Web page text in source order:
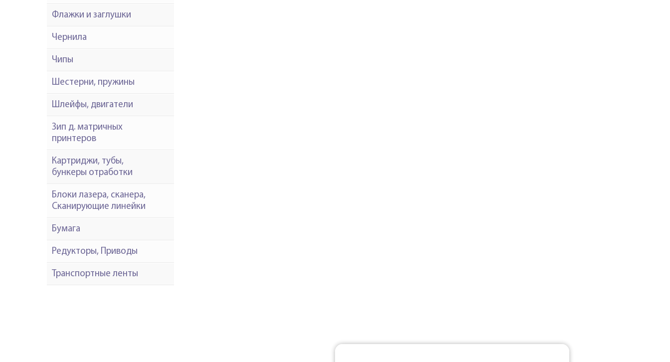
Флажки и заглушки
Чернила
Чипы
Шестерни, пружины
Шлейфы, двигатели
Зип д. матричных
принтеров
Картриджи, тубы,
бункеры отработки
Блоки лазера, сканера,
Сканирующие линейки
Бумага
Редукторы, Приводы
Транспортные ленты